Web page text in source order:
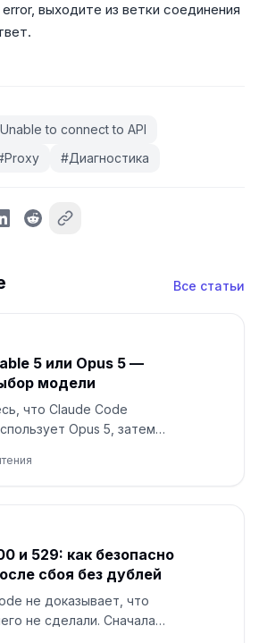
выходите из ветки соединения
Unable to connect to API
Proxy #Диагностика
Все статьи
5 или Opus 5 —
модели
что Claude Code
Opus 5, затем
и 529: как безопасно
сбоя без дублей
не доказывает, что
не сделали. Сначала